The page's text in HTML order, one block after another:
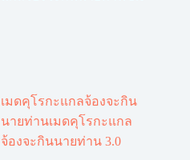
เมดคุโรกะแกลจ้องจะกิน
นายท่านเมดคุโรกะแกล
จ้องจะกินนายท่าน 3.0